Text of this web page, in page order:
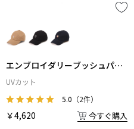
エンブロイダリーブッシュパイ
ロットキャップ
UVカット
5.0 （2件）
￥4,620 今すぐ購入